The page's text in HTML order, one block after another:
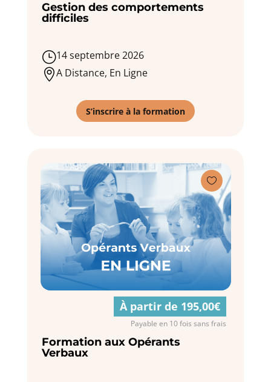
Gestion des comportements
difficiles
}14 septembre 2026
A Distance, En Ligne
S’inscrire à la formation

À partir de 195,00€
Payable en 10 fois sans frais
Formation aux Opérants
Verbaux